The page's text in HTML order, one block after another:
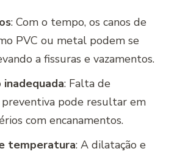
: Com o tempo, os canos de
PVC ou metal podem se
a fissuras e vazamentos.
: Falta de
pode resultar em
com encanamentos.
temperatura: A dilatação e